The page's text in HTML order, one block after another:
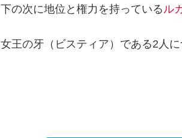
下の次に地位と権力を持っているル
女王の牙（ビスティア）である2人